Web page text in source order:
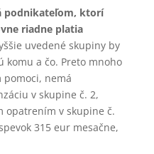
podnikateľom, ktorí
riadne platia
uvedené skupiny by
a čo. Preto mnoho
nemá
v skupine č. 2,
opatrením v skupine č.
315 eur mesačne,